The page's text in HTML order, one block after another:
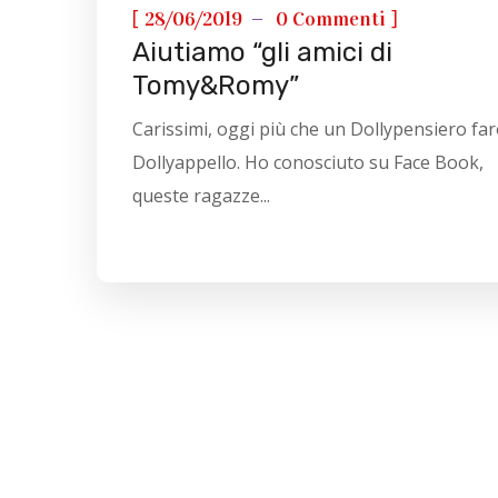
[ 28/06/2019 0 Commenti ]
Aiutiamo “gli amici di
Tomy&Romy”
Carissimi, oggi più che un Dollypensiero
Dollyappello. Ho conosciuto su Face Book,
queste ragazze...